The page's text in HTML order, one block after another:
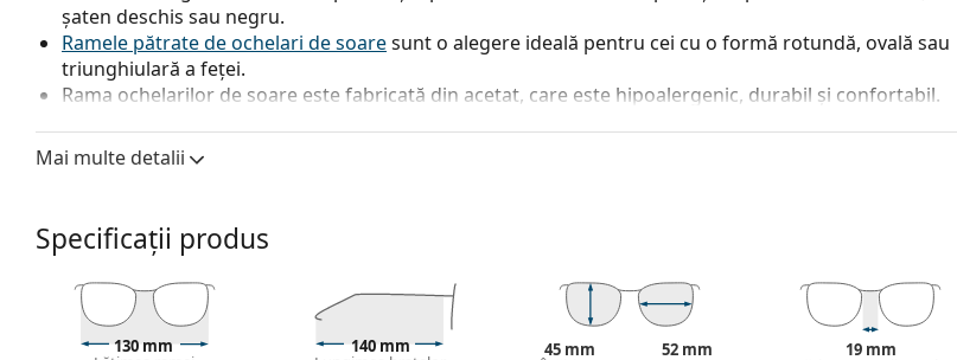
șaten deschis sau negru.
Ramele pătrate de ochelari de soaresunt o alegere ideală pentru cei cu o formă rotundă, ovală sau
triunghiulară a feței.
Rama ochelarilor de soare este fabricată din acetat, care este hipoalergenic, durabil și confortabil.
Lentile ochelari de soare
Lentilele gri reduc intensitatea luminii fără a afecta contrastul sau a distorsiona culorile.
nuanța cea mai deschisă. Cea mai închisă nuanță din partea de sus permite filtrarea luminii solare
directe, iar cea mai deschisă din partea de jos asigură o vizibilitate suficientă. Acest tratament al
lentilelor asigură o mai bună orientare în spațiu și este ideal pentru șoferi, de exemplu, deoarece
permite o vedere mai clară în partea de jos a lentilelor, reducând în același timp strălucirea din partea
superioară.
Mai multe detalii
Specificații produs
130 mm 140 mm 45 mm 52 mm 19 mm